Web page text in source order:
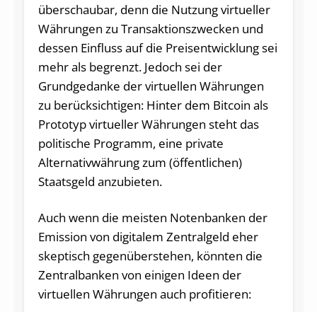
überschaubar, denn die Nutzung virtueller
Währungen zu Transaktionszwecken und
dessen Einfluss auf die Preisentwicklung sei
mehr als begrenzt. Jedoch sei der
Grundgedanke der virtuellen Währungen
zu berücksichtigen: Hinter dem Bitcoin als
Prototyp virtueller Währungen steht das
politische Programm, eine private
Alternativwährung zum (öffentlichen)
Staatsgeld anzubieten.
Auch wenn die meisten Notenbanken der
Emission von digitalem Zentralgeld eher
skeptisch gegenüberstehen, könnten die
Zentralbanken von einigen Ideen der
virtuellen Währungen auch profitieren: